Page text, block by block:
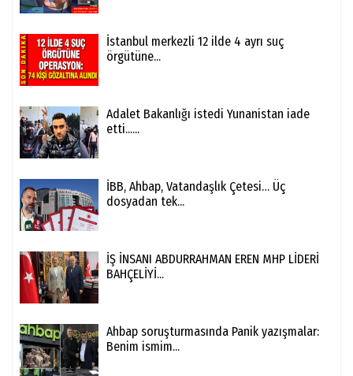
İstanbul merkezli 12 ilde 4 ayrı suç
örgütüne...
Adalet Bakanlığı istedi Yunanistan iade
etti......
İBB, Ahbap, Vatandaşlık Çetesi… Üç
dosyadan tek...
İŞ İNSANI ABDURRAHMAN EREN MHP LİDERİ
BAHÇELİYİ...
Ahbap soruşturmasında Panik yazışmalar:
Benim ismim...